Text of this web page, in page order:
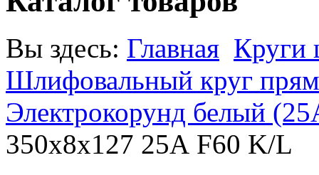
Вы здесь: Главная Круги
Шлифовальный круг
Электрокорунд белый
350х8х127 25А F60 K/L